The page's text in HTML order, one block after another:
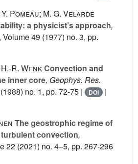
Pomeau; M. G. Velarde
a physicist’s approach,
, Volume 49 (1977) no. 3, pp.
R. WenkConvection and
inner core, Geophys. Res.
(1988) no. 1, pp. 72-75 | DOI |
The geostrophic regime of
convection,
22 (2021) no. 4–5, pp. 267-296